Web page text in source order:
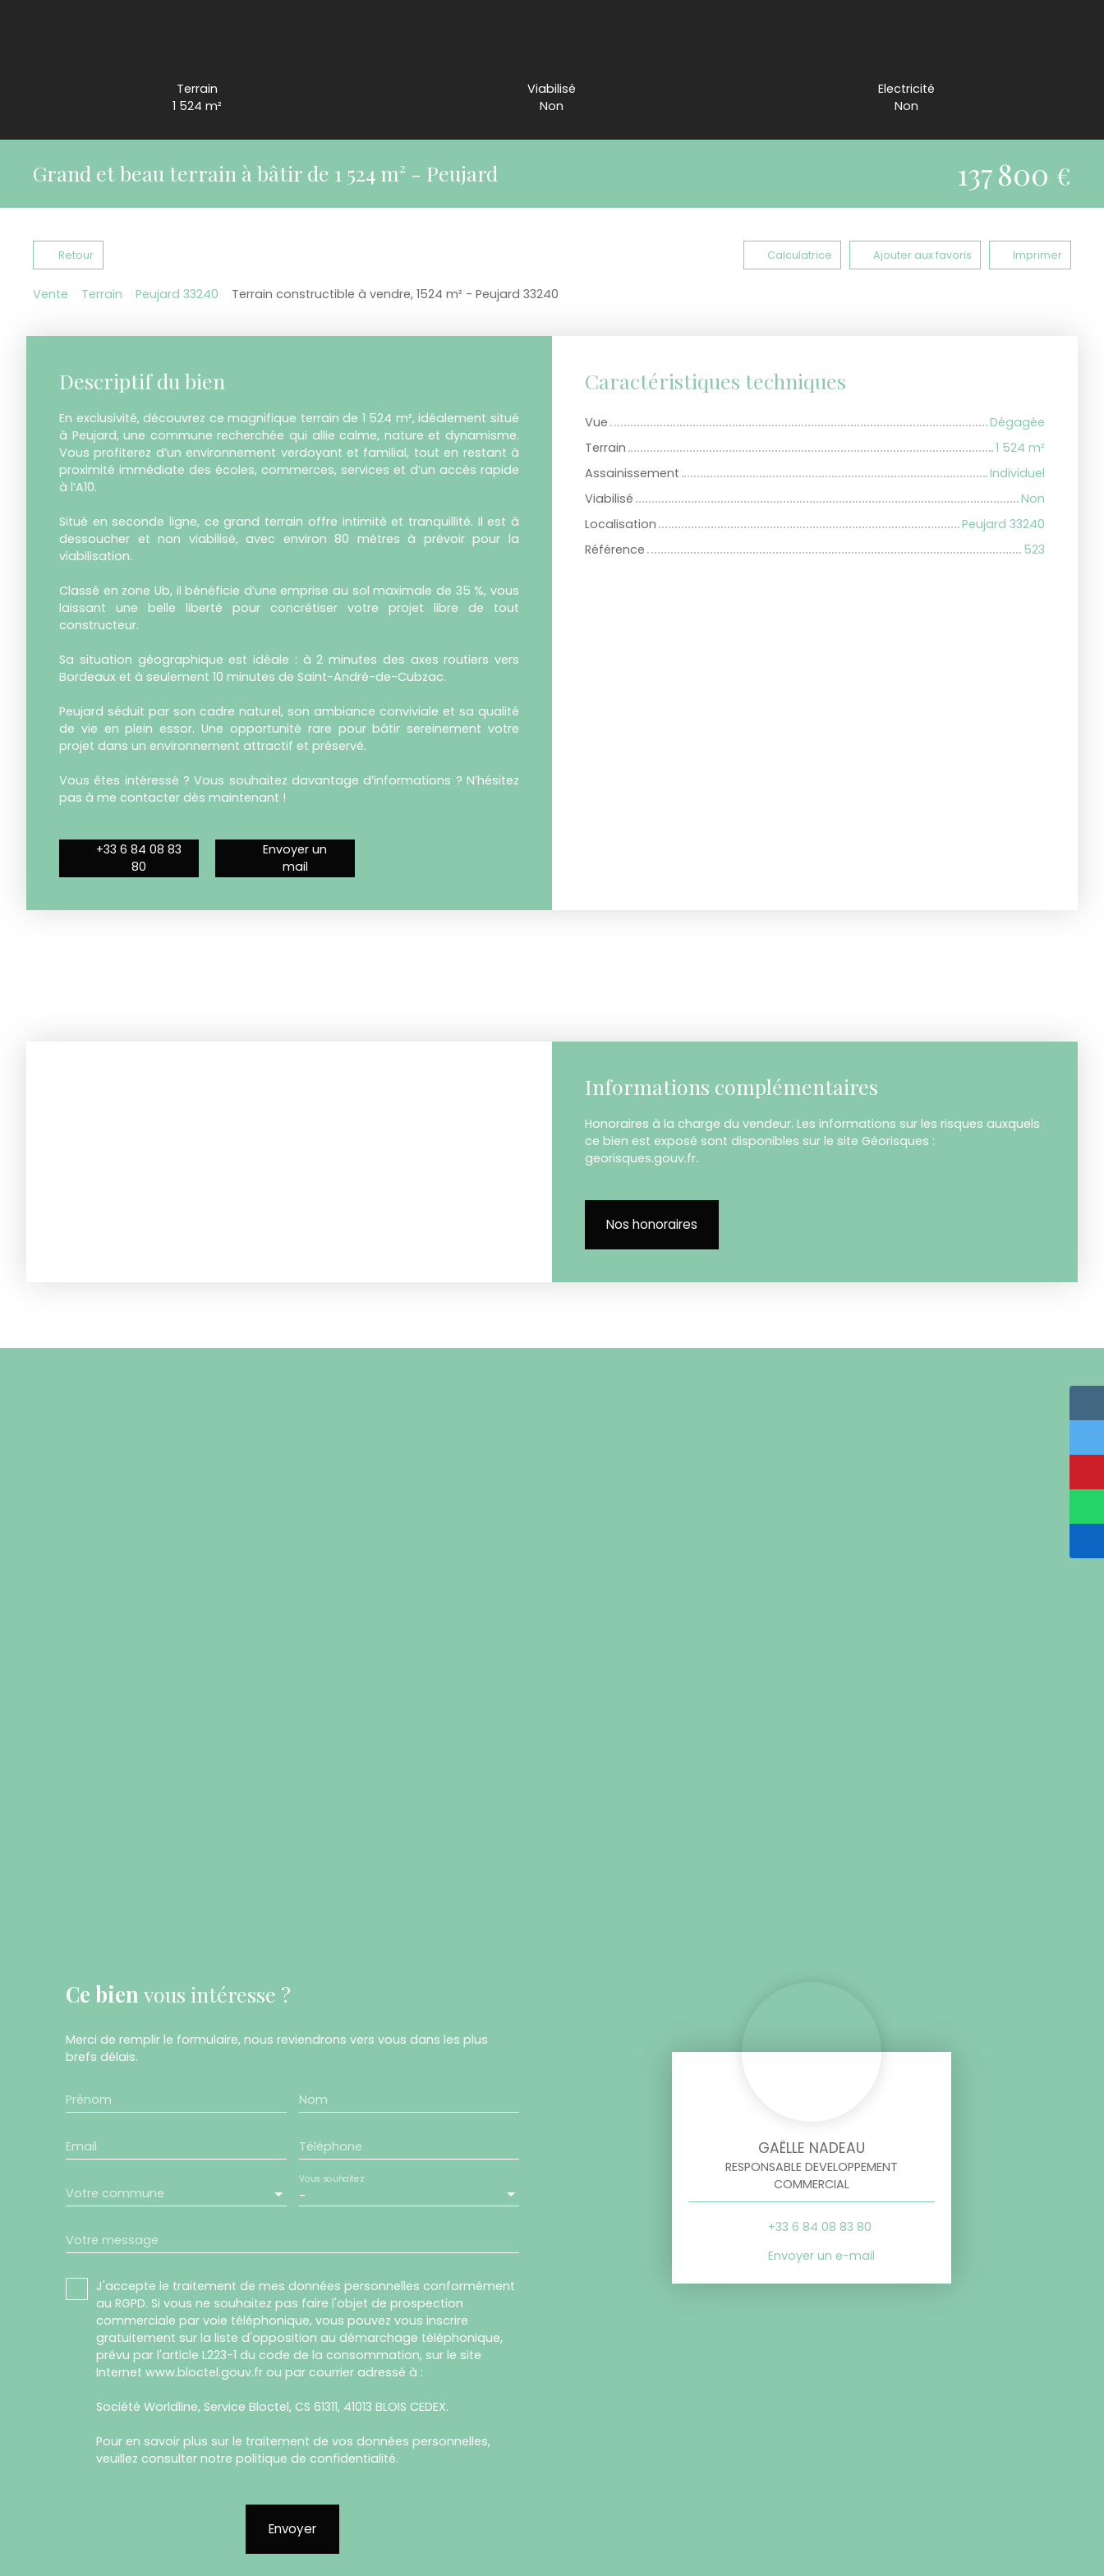
Terrain
1 524m²
Viabilisé
Non
Electricité
Non
Grand et beau terrain à bâtir de 1 524 m² - Peujard 137 800 €
Retour Calculatrice Ajouter aux favoris Imprimer
Vente Terrain Peujard 33240 Terrain constructible à vendre, 1524 m² - Peujard 33240
Descriptif du bien
En exclusivité, découvrez ce magnifique terrain de 1 524 m², idéalement situé
à Peujard, une commune recherchée qui allie calme, nature et dynamisme.
Vous profiterez d’un environnement verdoyant et familial, tout en restant à
proximité immédiate des écoles, commerces, services et d’un accès rapide
à l’A10.
Situé en seconde ligne, ce grand terrain offre intimité et tranquillité. Il est à
dessoucher et non viabilisé, avec environ 80 mètres à prévoir pour la
viabilisation.
Classé en zone Ub, il bénéficie d’une emprise au sol maximale de 35 %, vous
laissant une belle liberté pour concrétiser votre projet libre de tout
constructeur.
Sa situation géographique est idéale : à 2 minutes des axes routiers vers
Bordeaux et à seulement 10 minutes de Saint-André-de-Cubzac.
Peujard séduit par son cadre naturel, son ambiance conviviale et sa qualité
de vie en plein essor. Une opportunité rare pour bâtir sereinement votre
projet dans un environnement attractif et préservé.
Vous êtes intéressé ? Vous souhaitez davantage d’informations ? N’hésitez
pas à me contacter dès maintenant !
+33 6 84 08 83
80
Envoyer un
mail
Caractéristiques techniques
Vue
Dégagée
Terrain
1 524 m²
Assainissement
Individuel
Viabilisé
Non
Localisation
Peujard 33240
Référence
523
Informations complémentaires
Honoraires à la charge du vendeur. Les informations sur les risques auxquels
ce bien est exposé sont disponibles sur le site Géorisques :
georisques.gouv.fr.
Nos honoraires
Ce bien vous intéresse ?
Merci de remplir le formulaire, nous reviendrons vers vous dans les plus
brefs délais.
Prénom Nom
Email Téléphone
Votre commune -
Vous souhaitez
Votre message
J'accepte le traitement de mes données personnelles conformément
au RGPD. Si vous ne souhaitez pas faire l'objet de prospection
commerciale par voie téléphonique, vous pouvez vous inscrire
gratuitement sur la liste d'opposition au démarchage téléphonique,
prévu par l'article L223-1 du code de la consommation, sur le site
Internet www.bloctel.gouv.fr ou par courrier adressé à :
Société Worldline, Service Bloctel, CS 61311, 41013 BLOIS CEDEX.
Pour en savoir plus sur le traitement de vos données personnelles,
veuillez consulter notre politique de confidentialité.
Envoyer
GAËLLE NADEAU
RESPONSABLE DEVELOPPEMENT
COMMERCIAL
+33 6 84 08 83 80
Envoyer un e-mail